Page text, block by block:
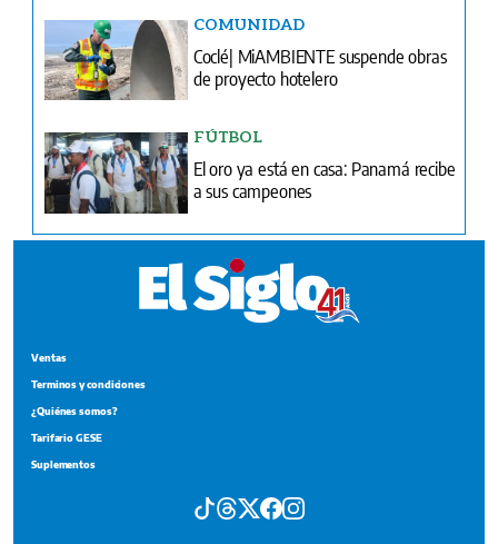
COMUNIDAD
Coclé| MiAMBIENTE suspende obras
de proyecto hotelero
FÚTBOL
El oro ya está en casa: Panamá recibe
a sus campeones
Ventas
Terminos y condiciones
¿Quiénes somos?
Tarifario GESE
Suplementos